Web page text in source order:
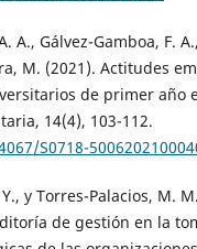
A., Gálvez-Gamboa, F.
M. (2021). Actitudes
de primer año
14(4), 103-112.
S0718-
y Torres-Palacios, M.
de gestión en la